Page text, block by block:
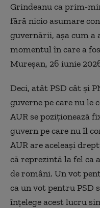
Grindeanu ca prim-
fără nicio asumare
guvernării, așa cum a
momentul în care a
Mureșan, 26 iunie
Deci, atât PSD cât și
guverne pe care nu le
AUR se poziționează
guvern pe care nu îl
AUR are aceleași
că reprezintă la fel ca
de români. Un vot
ca un vot pentru PSD
înțelege acest lucru